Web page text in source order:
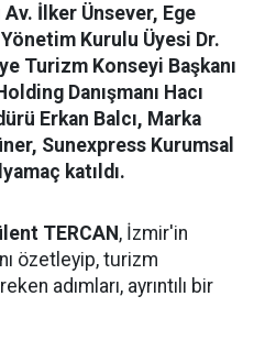
Av. İlker Ünsever, Ege
Kurulu Üyesi Dr.
Turizm Konseyi Başkanı
Danışmanı Hacı
Erkan Balcı, Marka
Sunexpress Kurumsal
katıldı.
TERCAN, İzmir'in
özetleyip, turizm
adımları, ayrıntılı bir